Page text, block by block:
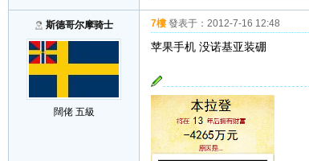
斯德哥尔摩骑士
闊佬 五級
7樓發表于： 2012-7-16 12:48
苹果手机 没诺基亚装硼